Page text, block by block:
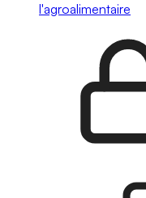
l'agroalimentaire